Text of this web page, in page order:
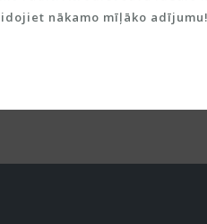
nākamo mīļāko adījumu!